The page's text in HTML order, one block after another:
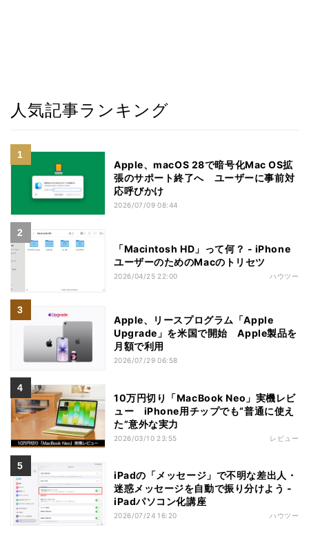
人気記事ランキング
Apple、macOS 28で暗号化Mac OS拡
張のサポート終了へ ユーザーに事前対
応呼びかけ
2026/07/09 08:44
「Macintosh HD」って何？ - iPhone
ユーザーのためのMacのトリセツ
2026/04/25 22:00 ハウツー
Apple、リースプログラム「Apple
Upgrade」を米国で開始 Apple製品を
月額で利用
2026/07/29 06:58
10万円切り「MacBook Neo」実機レビ
ュー iPhone用チップでも“普通に使え
た”意外な実力
2026/03/10 23:55 レビュー
iPadの「メッセージ」で不明な差出人・
迷惑メッセージを自動で振り分けよう -
iPadパソコン化講座
2026/07/24 16:20 ハウツー